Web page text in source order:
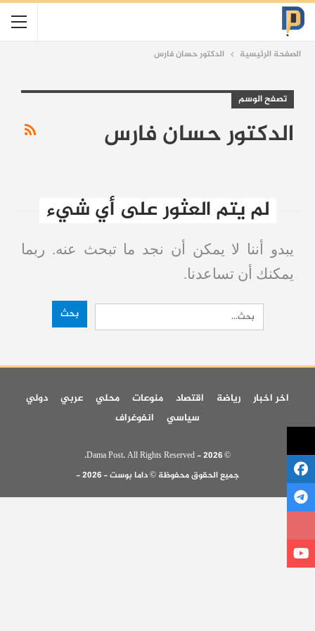
الصفحة الرئيسية الدكتور حسان فارس
تصفح الوسم
الدكتور حسان فارس
لم يتم العثور على أي شيء
يبدو أننا لا يمكن أن نجد ما تبحث عنه. ربما
يمكنك أن تساعدنا.
اخر اخبار رياضة اقتصاد منوعات محلي عربي
دولي
سياسي
انفوغراف
© 2026 - Dama Post. All Rights Reserved.
جميع الحقوق محفوظة © داما بوست - 2026 -